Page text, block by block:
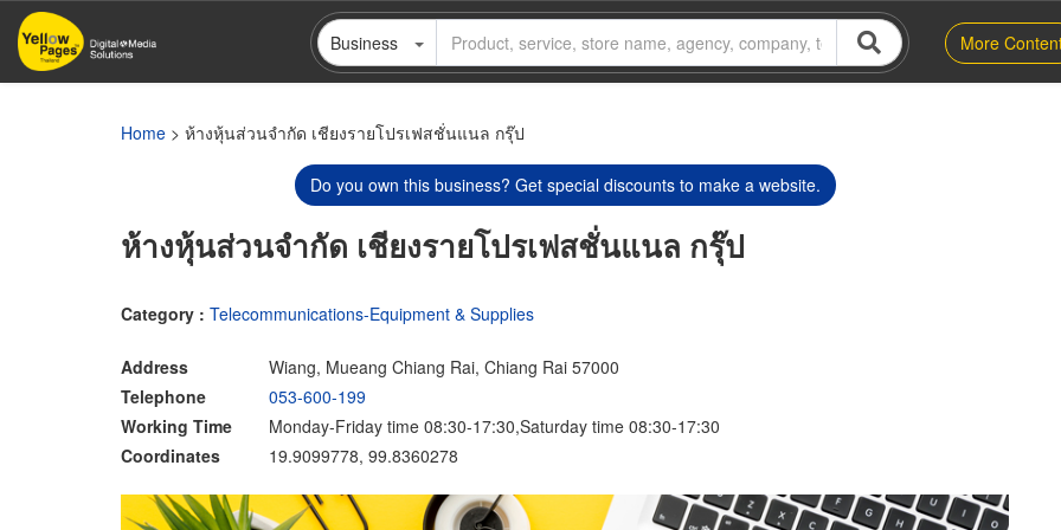
Skip
main
Business More
Home > ห้างหุ้นส่วนจำกัด เชียงรายโปรเฟสชั่นแนล กรุ๊ป
Do you own this business? Get special discounts to make a website.
ห้างหุ้นส่วนจำกัด เชียงรายโปรเฟสชั่นแนล กรุ๊ป
Category : Telecommunications-Equipment & Supplies
Address
Wiang, Mueang Chiang Rai, Chiang Rai 57000
Telephone
053-600-199
Working Time
Monday-Friday time 08:30-17:30,Saturday time 08:30-17:30
Coordinates
19.9099778, 99.8360278